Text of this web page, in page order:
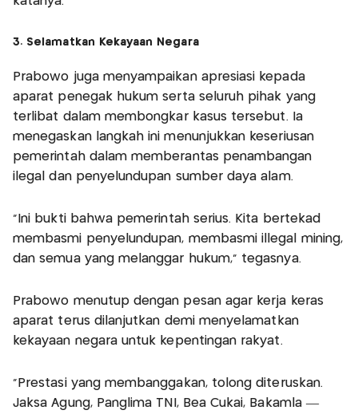
3. Selamatkan Kekayaan Negara
Prabowo juga menyampaikan apresiasi kepada
aparat penegak hukum serta seluruh pihak yang
terlibat dalam membongkar kasus tersebut. Ia
menegaskan langkah ini menunjukkan keseriusan
pemerintah dalam memberantas penambangan
ilegal dan penyelundupan sumber daya alam.
“Ini bukti bahwa pemerintah serius. Kita bertekad
membasmi penyelundupan, membasmi illegal mining,
dan semua yang melanggar hukum,” tegasnya.
Prabowo menutup dengan pesan agar kerja keras
aparat terus dilanjutkan demi menyelamatkan
kekayaan negara untuk kepentingan rakyat.
“Prestasi yang membanggakan, tolong diteruskan.
Jaksa Agung, Panglima TNI, Bea Cukai, Bakamla —